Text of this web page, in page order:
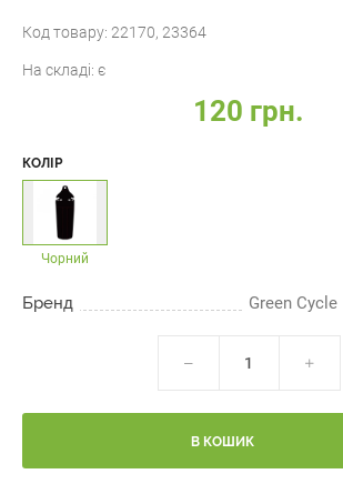
Код товару: 22170, 23364
На складі: є
120 грн.
КОЛІР
Чорний
Бренд Green Cycle
В КОШИК